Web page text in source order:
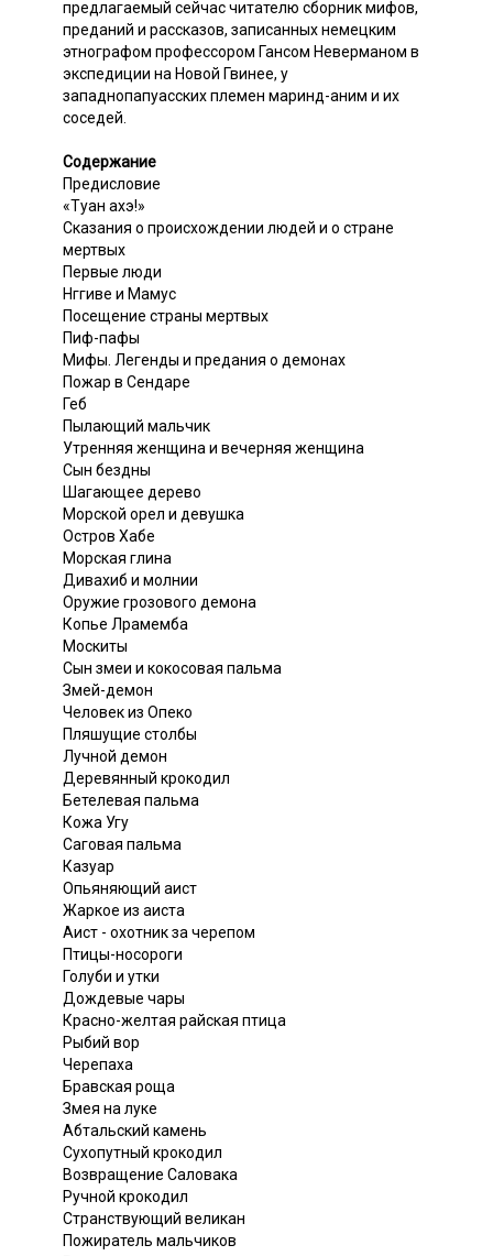
предлагаемый сейчас читателю сборник мифов,
преданий и рассказов, записанных немецким
этнографом профессором Гансом Неверманом в
экспедиции на Новой Гвинее, у
западнопапуасских племен маринд-аним и их
соседей.
Содержание
Предисловие
«Туан ахэ!»
Сказания о происхождении людей и о стране
мертвых
Первые люди
Нггиве и Мамус
Посещение страны мертвых
Пиф-пафы
Мифы. Легенды и предания о демонах
Пожар в Сендаре
Геб
Пылающий мальчик
Утренняя женщина и вечерняя женщина
Сын бездны
Шагающее дерево
Морской орел и девушка
Остров Хабе
Морская глина
Дивахиб и молнии
Оружие грозового демона
Копье Лрамемба
Москиты
Сын змеи и кокосовая пальма
Змей-демон
Человек из Опеко
Пляшущие столбы
Лучной демон
Деревянный крокодил
Бетелевая пальма
Кожа Угу
Саговая пальма
Казуар
Опьяняющий аист
Жаркое из аиста
Аист - охотник за черепом
Птицы-носороги
Голуби и утки
Дождевые чары
Красно-желтая райская птица
Рыбий вор
Черепаха
Бравская роща
Змея на луке
Абтальский камень
Сухопутный крокодил
Возвращение Саловака
Ручной крокодил
Странствующий великан
Пожиратель мальчиков